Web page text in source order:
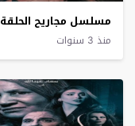
مسلسل مجاريح الحلقة 8
منذ 3 سنوات